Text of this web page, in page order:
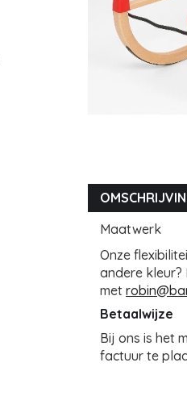
Maatwerk
Onze
andere kleur?
met
Betaalwijze
Bij ons is het
factuur te